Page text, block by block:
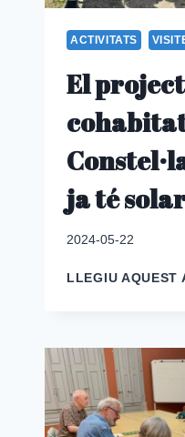
ACTIVITATS
El
ja té
2024-05-22
LLEGIU AQUEST